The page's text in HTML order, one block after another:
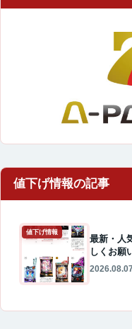
値下げ情報
最新・人
しくお願
2026.08.07